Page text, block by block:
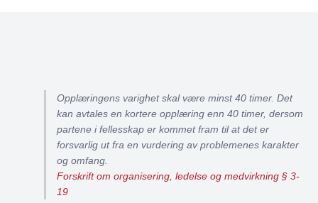
Opplæringens varighet skal være minst 40 timer. Det
kan avtales en kortere opplæring enn 40 timer, dersom
partene i fellesskap er kommet fram til at det er
forsvarlig ut fra en vurdering av problemenes karakter
og omfang.
Forskrift om organisering, ledelse og medvirkning § 3-
19